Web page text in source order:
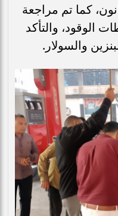
كما تم مراجعة
الوقود، والتأكد
والسولار.